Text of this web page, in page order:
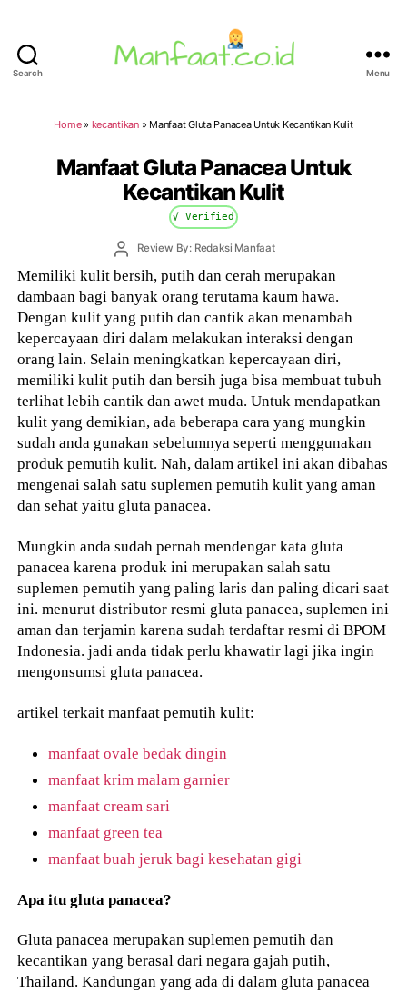
Search Menu
Home» kecantikan» Manfaat Gluta Panacea Untuk Kecantikan Kulit
Manfaat Gluta Panacea Untuk
Kecantikan Kulit
√ Verified
PostReview By: Redaksi Manfaat
Memiliki kulit bersih, putih dan cerah merupakan
dambaan bagi banyak orang terutama kaum hawa.
Dengan kulit yang putih dan cantik akan menambah
kepercayaan diri dalam melakukan interaksi dengan
orang lain. Selain meningkatkan kepercayaan diri,
memiliki kulit putih dan bersih juga bisa membuat tubuh
terlihat lebih cantik dan awet muda. Untuk mendapatkan
kulit yang demikian, ada beberapa cara yang mungkin
sudah anda gunakan sebelumnya seperti menggunakan
produk pemutih kulit. Nah, dalam artikel ini akan dibahas
mengenai salah satu suplemen pemutih kulit yang aman
dan sehat yaitu gluta panacea.
Mungkin anda sudah pernah mendengar kata gluta
panacea karena produk ini merupakan salah satu
suplemen pemutih yang paling laris dan paling dicari saat
ini. menurut distributor resmi gluta panacea, suplemen ini
aman dan terjamin karena sudah terdaftar resmi di BPOM
Indonesia. jadi anda tidak perlu khawatir lagi jika ingin
mengonsumsi gluta panacea.
artikel terkait manfaat pemutih kulit:
manfaat ovale bedak dingin
manfaat krim malam garnier
manfaat cream sari
manfaat green tea
manfaat buah jeruk bagi kesehatan gigi
Apa itu gluta panacea?
Gluta panacea merupakan suplemen pemutih dan
kecantikan yang berasal dari negara gajah putih,
Thailand. Kandungan yang ada di dalam gluta panacea